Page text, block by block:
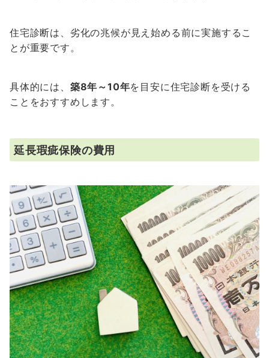
住宅診断は、劣化の兆候が見え始める前に実施するこ
とが重要です。
具体的には、 築8年～10年を目安に住宅診断を受ける
ことをおすすめします。
延長瑕疵保険の費用